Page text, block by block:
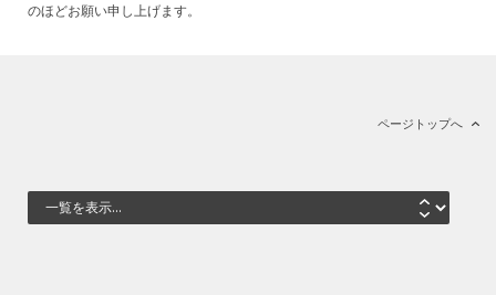
のほどお願い申し上げます。
ページトップへ